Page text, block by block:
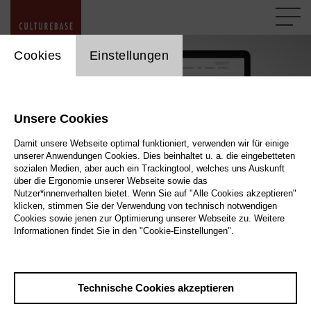
Musik in Köln
1 / 20
Cookies Einstellungen
Unsere Cookies
Damit unsere Webseite optimal funktioniert, verwenden wir für einige
unserer Anwendungen Cookies. Dies beinhaltet u. a. die eingebetteten
sozialen Medien, aber auch ein Trackingtool, welches uns Auskunft
über die Ergonomie unserer Webseite sowie das
Nutzer*innenverhalten bietet. Wenn Sie auf "Alle Cookies akzeptieren"
klicken, stimmen Sie der Verwendung von technisch notwendigen
Cookies sowie jenen zur Optimierung unserer Webseite zu. Weitere
Informationen findet Sie in den "Cookie-Einstellungen".
Technische Cookies akzeptieren